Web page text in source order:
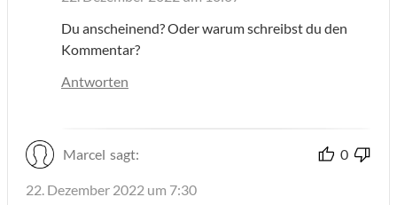
Du anscheinend? Oder warum schreibst du den
Kommentar?
Antworten
Marcel sagt: 0
22. Dezember 2022 um 7:30